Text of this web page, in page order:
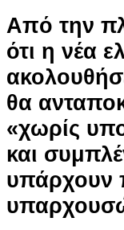
Από την
ότι η νέα
θα
«χωρίς
και
υπάρχουν